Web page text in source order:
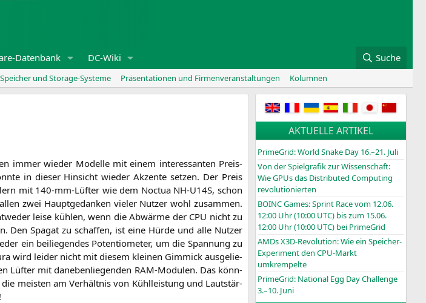
Datenbank DC-Wiki Suche
Speicher und Storage-Systeme Präsentationen und Firmenveranstaltungen Kolumnen
immer wie­der Model­le mit einem inter­es­san­ten Preis-
in die­ser Hin­sicht wie­der Akzen­te set­zen. Der Preis
mit 140-mm-Lüf­ter wie dem Noc­tua NH-U14S, schon
zwei Haupt­ge­dan­ken vie­ler Nut­zer wohl zusam­men.
lei­se küh­len, wenn die Abwär­me der CPU nicht zu
Den Spa­gat zu schaf­fen, ist eine Hür­de und alle Nut­zer
ein bei­lie­gen­des Poten­tio­me­ter, um die Span­nung zu
wird lei­der nicht mit die­sem klei­nen Gim­mick aus­ge­lie­
Lüf­ter mit dane­ben­lie­gen­den RAM-Modu­len. Das könn­
meis­ten am Ver­hält­nis von Kühl­leis­tung und Laut­stär­
AKTUELLE ARTIKEL
PrimeGrid: World Snake Day 16.–21. Juli
Von der Spielgrafik zur Wissenschaft:
Wie GPUs das Distributed Computing
revolutionierten
BOINCGames: Sprint Race vom 12.06.
12:00 Uhr (10:00 UTC) bis zum 15.06.
12:00 Uhr (10:00 UTC) bei PrimeGrid
AMDs X3D-Revolution: Wie ein Speicher-
Experiment den CPU-Markt
umkrempelte
PrimeGrid: National Egg Day Challenge
3.–10. Juni